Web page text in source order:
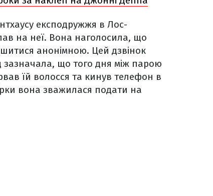
експодружжя в Лос-
на неї. Вона наголосила, що
анонімною. Цей дзвінок
зазначала, що того дня між парою
їй волосся та кинув телефон в
вона зважилася подати на